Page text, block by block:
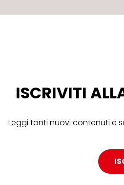
ISCRIVITI
Leggi tanti nuovi contenuti e